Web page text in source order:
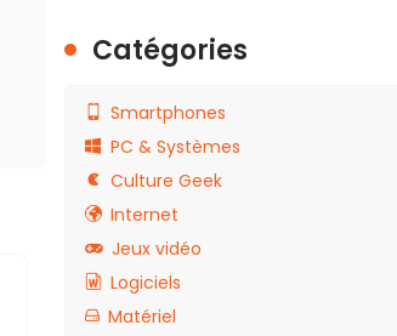
Catégories
Smartphones
PC & Systèmes
Culture Geek
Internet
Jeux vidéo
Logiciels
Matériel